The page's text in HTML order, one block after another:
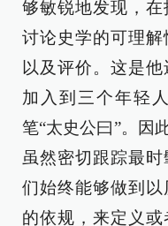
够敏锐地发现，
讨论史学的可理
以及评价。这是
加入到三个年轻
笔“太史公曰”。因
虽然密切跟踪最
们始终能够做到以
的依规，来定义